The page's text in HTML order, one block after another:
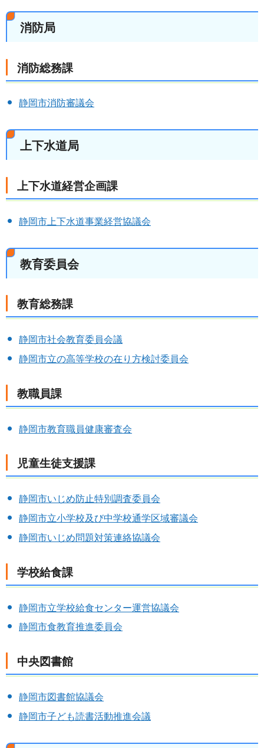
消防局
消防総務課
静岡市消防審議会
上下水道局
上下水道経営企画課
静岡市上下水道事業経営協議会
教育委員会
教育総務課
静岡市社会教育委員会議
静岡市立の高等学校の在り方検討委員会
教職員課
静岡市教育職員健康審査会
児童生徒支援課
静岡市いじめ防止特別調査委員会
静岡市立小学校及び中学校通学区域審議会
静岡市いじめ問題対策連絡協議会
学校給食課
静岡市立学校給食センター運営協議会
静岡市食教育推進委員会
中央図書館
静岡市図書館協議会
静岡市子ども読書活動推進会議